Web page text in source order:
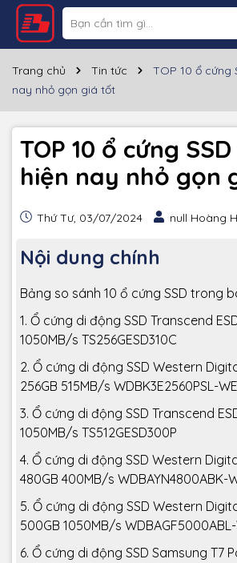
Trang chủ Tin tức
TOP 10 ổ cứng
nay nhỏ gọn giá tốt
TOP 10 ổ cứng
hiện nay nhỏ gọn
Thứ Tư, 03/07/2024 null Hoàng
Nội dung chính
Bảng so sánh 10 ổ cứng SSD trong
1. Ổ cứng di động SSD Transcend
1050MB/s TS256GESD310C
2. Ổ cứng di động SSD Western
256GB 515MB/s WDBK3E2560PSL-
3. Ổ cứng di động SSD Transcend
1050MB/s TS512GESD300P
4. Ổ cứng di động SSD Western
480GB 400MB/s WDBAYN4800ABK-
5. Ổ cứng di động SSD Western
500GB 1050MB/s WDBAGF5000ABL-
6. Ổ cứng di động SSD Samsung T7